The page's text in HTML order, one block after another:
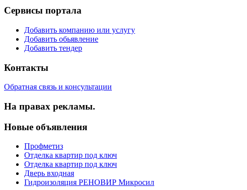
Сервисы портала
Добавить компанию или услугу
Добавить обьявление
Добавить тендер
Контакты
Обратная связь и консультации
На правах рекламы.
Новые объявления
Профметиз
Отделка квартир под ключ
Отделка квартир под ключ
Дверь входная
Гидроизоляция РЕНОВИР Микросил